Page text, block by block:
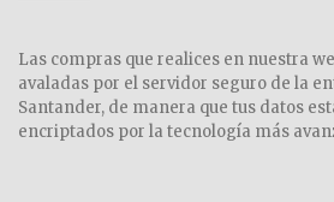
Las compras que realices en nuestra
avaladas por el servidor seguro de la
Santander, de manera que tus datos
encriptados por la tecnología más